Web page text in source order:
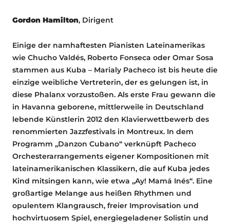
Gordon Hamilton, Dirigent
Einige der namhaftesten Pianisten Lateinamerikas
wie Chucho Valdés, Roberto Fonseca oder Omar Sosa
stammen aus Kuba – Marialy Pacheco ist bis heute die
einzige weibliche Vertreterin, der es gelungen ist, in
diese Phalanx vorzustoßen. Als erste Frau gewann die
in Havanna geborene, mittlerweile in Deutschland
lebende Künstlerin 2012 den Klavierwettbewerb des
renommierten Jazzfestivals in Montreux. In dem
Programm „Danzon Cubano“ verknüpft Pacheco
Orchesterarrangements eigener Kompositionen mit
lateinamerikanischen Klassikern, die auf Kuba jedes
Kind mitsingen kann, wie etwa „Ay! Mamá Inés“. Eine
großartige Melange aus heißen Rhythmen und
opulentem Klangrausch, freier Improvisation und
hochvirtuosem Spiel, energiegeladener Solistin und